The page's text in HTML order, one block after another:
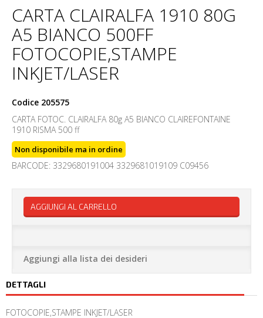
CARTA CLAIRALFA 1910 80G
A5 BIANCO 500FF
FOTOCOPIE,STAMPE
INKJET/LASER
Codice 205575
CARTA FOTOC. CLAIRALFA 80g A5 BIANCO CLAIREFONTAINE
1910 RISMA 500 ff
Non disponibile ma in ordine
BARCODE: 3329680191004 3329681019109 C09456
AGGIUNGI AL CARRELLO
Aggiungi alla lista dei desideri
DETTAGLI
FOTOCOPIE,STAMPE INKJET/LASER